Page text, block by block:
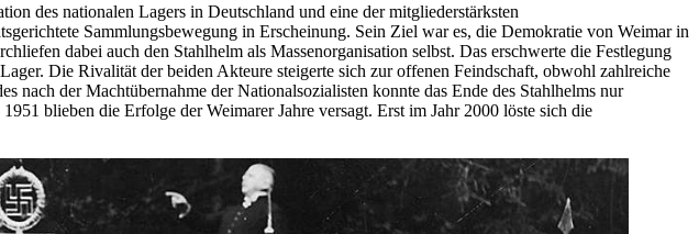
des nationalen Lagers in Deutschland und eine der mitgliederstärksten
Sammlungsbewegung in Erscheinung. Sein Ziel war es, die Demokratie von Weimar in
dabei auch den Stahlhelm als Massenorganisation selbst. Das erschwerte die Festlegung
Die Rivalität der beiden Akteure steigerte sich zur offenen Feindschaft, obwohl zahlreiche
nach der Machtübernahme der Nationalsozialisten konnte das Ende des Stahlhelms nur
blieben die Erfolge der Weimarer Jahre versagt. Erst im Jahr 2000 löste sich die